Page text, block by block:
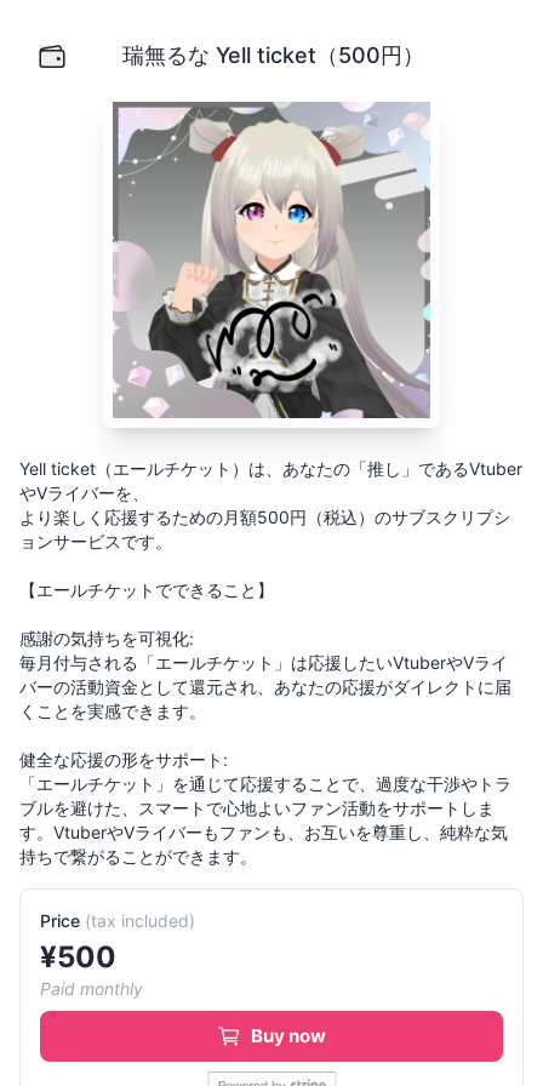
瑞無るな Yell ticket（500円）
Yell ticket（エールチケット）は、あなたの「推し」であるVtuber
やVライバーを、
より楽しく応援するための月額500円（税込）のサブスクリプシ
ョンサービスです。
【エールチケットでできること】
感謝の気持ちを可視化:
毎月付与される「エールチケット」は応援したいVtuberやVライ
バーの活動資金として還元され、あなたの応援がダイレクトに届
くことを実感できます。
健全な応援の形をサポート:
「エールチケット」を通じて応援することで、過度な干渉やトラ
ブルを避けた、スマートで心地よいファン活動をサポートしま
す。VtuberやVライバーもファンも、お互いを尊重し、純粋な気
Price (tax included)
¥500
Paid monthly
Buy now